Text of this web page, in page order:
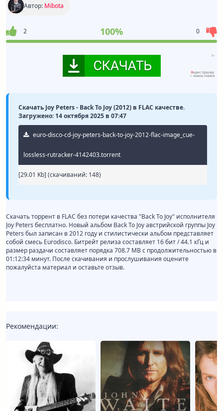
Автор: Mibota
2 100% 0
Скачать Joy Peters - Back To Joy (2012) в FLAC качестве.
Загружено: 14 октября 2025 в 07:47
euro-disco-cd-joy-peters-back-to-joy-2012-flac-image_cue-
lossless-rutracker-4142403.torrent
[29.01 Kb] (cкачиваний: 148)
Скачать торрент в FLAC без потери качества "Back To Joy" исполнителя
Joy Peters бесплатно. Новый альбом Back To Joy австрийской группы Joy
Peters был записан в 2012 году и стилистически альбом представляет
собой смесь Eurodisco. Битрейт релиза составляет 16 бит / 44.1 кГц и
размер раздачи составляет порядка 708.7 MB с продолжительностью в
01:12:34 минут. После скачивания и прослушивания оцените
пожалуйста материал и оставьте отзыв.
Рекомендации: